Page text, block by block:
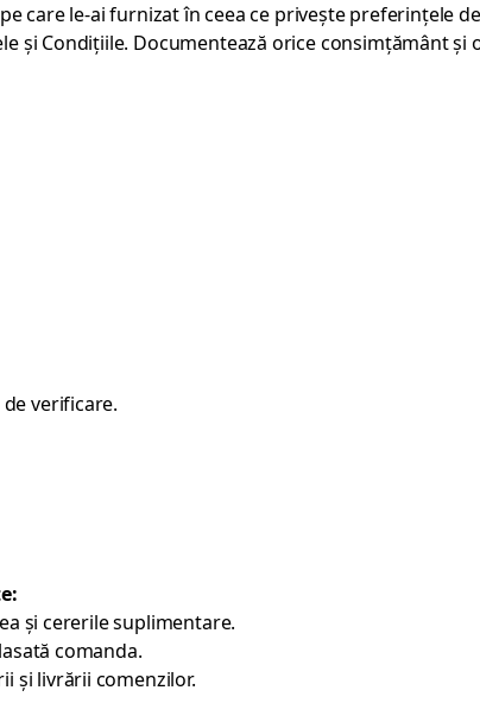
care le-ai furnizat în ceea ce privește preferințele
și Condițiile. Documentează orice consimțământ și
verificare.
și cererile suplimentare.
comanda.
și livrării comenzilor.